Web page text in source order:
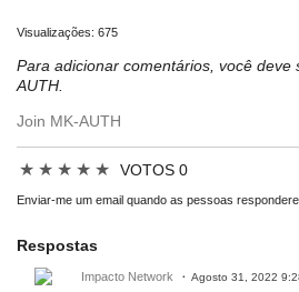
Visualizações: 675
Para adicionar comentários, você deve
AUTH.
Join MK-AUTH
★ ★ ★ ★ ★ VOTOS 0
Enviar-me um email quando as pessoas
Respostas
Impacto Network Agosto 31, 2022